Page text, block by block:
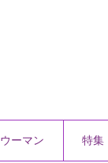
ウーマン 特集